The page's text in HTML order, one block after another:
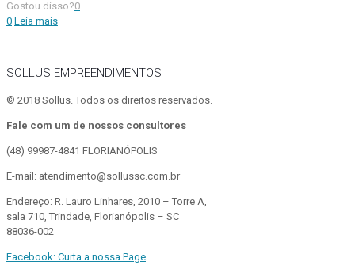
Gostou disso?0
0 Leia mais
SOLLUS EMPREENDIMENTOS
© 2018 Sollus. Todos os direitos reservados.
Fale com um de nossos consultores
(48) 99987-4841 FLORIANÓPOLIS
E-mail: atendimento@sollussc.com.br
Endereço: R. Lauro Linhares, 2010 – Torre A,
sala 710, Trindade, Florianópolis – SC
88036-002
Facebook: Curta a nossa Page